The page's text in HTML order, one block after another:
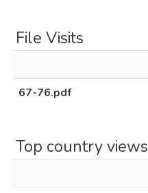
File Visits
67-76.pdf
Top country views